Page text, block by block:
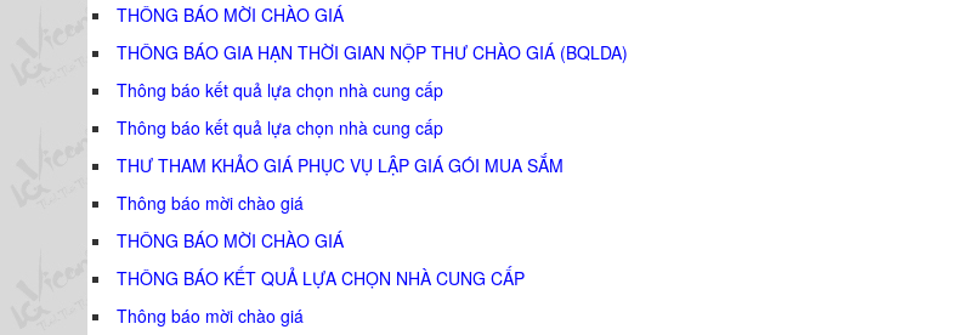
THÔNG BÁO MỜI CHÀO GIÁ
THÔNG BÁO GIA HẠN THỜI GIAN NỘP THƯ CHÀO GIÁ (BQLDA)
Thông báo kết quả lựa chọn nhà cung cấp
Thông báo kết quả lựa chọn nhà cung cấp
THƯ THAM KHẢO GIÁ PHỤC VỤ LẬP GIÁ GÓI MUA SẮM
Thông báo mời chào giá
THÔNG BÁO MỜI CHÀO GIÁ
THÔNG BÁO KẾT QUẢ LỰA CHỌN NHÀ CUNG CẤP
Thông báo mời chào giá